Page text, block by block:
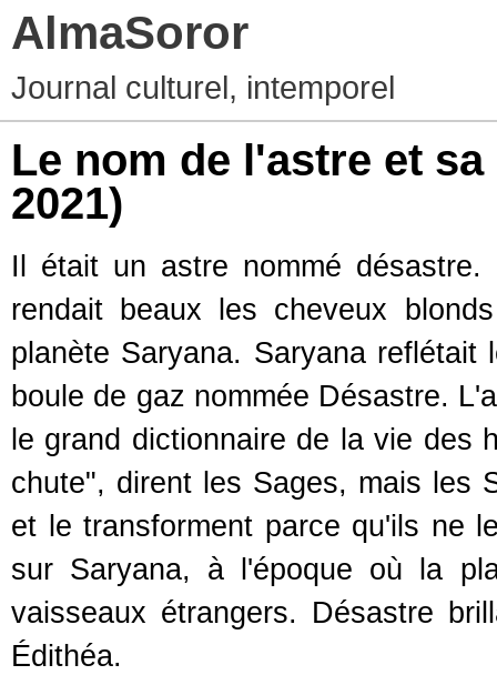
AlmaSoror
Journal culturel, intemporel
Le nom de l'astre et sa
2021)
Il était un astre nommé
rendait beaux les cheveux
planète Saryana. Saryana
boule de gaz nommée Désastre.
le grand dictionnaire de la vie des
chute", dirent les Sages, mais les
et le transforment parce qu'ils ne
sur Saryana, à l'époque où la
vaisseaux étrangers. Désastre
Édithéa.